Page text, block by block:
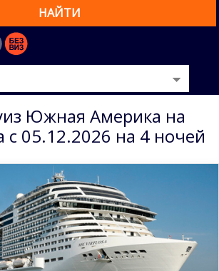
НАЙТИ
Южная Америка на
с 05.12.2026 на 4 ночей